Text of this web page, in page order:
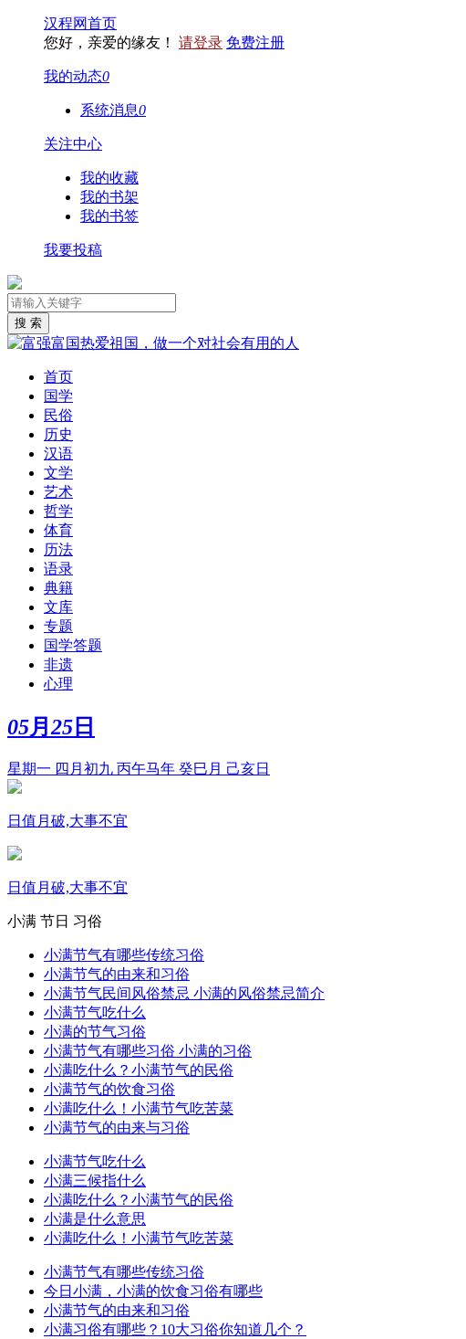
汉程网首页
您好，亲爱的缘友！ 请登录 免费注册
我的动态0
系统消息0
关注中心
我的收藏
我的书架
我的书签
我要投稿
首页
国学
民俗
历史
汉语
文学
艺术
哲学
体育
历法
语录
典籍
文库
专题
国学答题
非遗
心理
05月 25 日
星期一 四月初九 丙午马年 癸巳月 己亥日
日值月破,大事不宜
日值月破,大事不宜
小满 节日 习俗
小满节气有哪些传统习俗
小满节气的由来和习俗
小满节气民间风俗禁忌 小满的风俗禁忌简介
小满节气吃什么
小满的节气习俗
小满节气有哪些习俗 小满的习俗
小满吃什么？小满节气的民俗
小满节气的饮食习俗
小满吃什么！小满节气吃苦菜
小满节气的由来与习俗
小满节气吃什么
小满三候指什么
小满吃什么？小满节气的民俗
小满是什么意思
小满吃什么！小满节气吃苦菜
小满节气有哪些传统习俗
今日小满，小满的饮食习俗有哪些
小满节气的由来和习俗
小满习俗有哪些？10大习俗你知道几个？